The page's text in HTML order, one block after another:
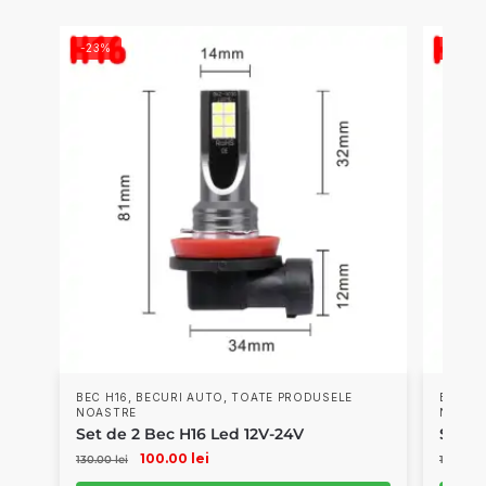
-23%
BEC H16 , BECURI AUTO ,TOATE PRODUSELE
NOASTRE
Set de 2 Bec H16 Led 12V-24V
130.00lei 100.00 lei
BEC H4
Set
130.00